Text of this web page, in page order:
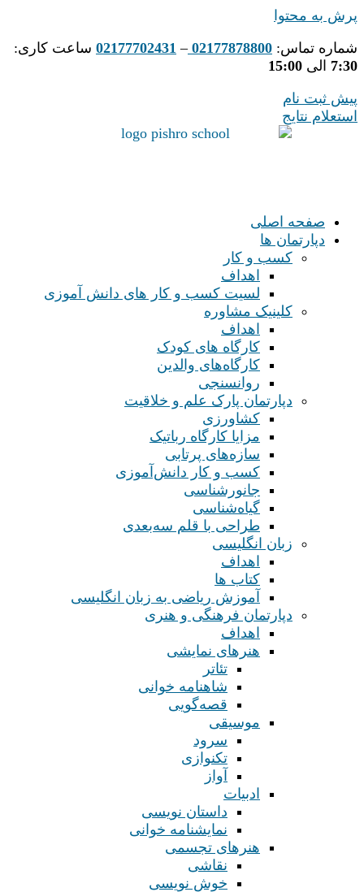
پرش به محتوا
شماره تماس: 02177878800
–
02177702431 ساعت کاری:
7:30 الی 15:00
پیش ثبت نام
استعلام نتایج
صفحه اصلی
دپارتمان ها
کسب و کار
اهداف
لسیت کسب و کار های دانش آموزی
کلینیک مشاوره
اهداف
کارگاه های کودک
کارگاه‌های والدین
روانسنجی
دپارتمان پارک علم و خلاقیت
کشاورزی
مزایا کارگاه رباتیک
سازه‌های پرتابی
کسب و کار دانش‌آموزی
جانورشناسی
گیاه‌شناسی
طراحی با قلم سه‌بعدی
زبان انگلیسی
اهداف
کتاب ها
آموزش ریاضی به زبان انگلیسی
دپارتمان فرهنگی و هنری
اهداف
هنرهای نمایشی
تئاتر
شاهنامه خوانی
قصه‌گویی
موسیقی
سرود
تکنوازی
آواز
ادبیات
داستان نویسی
نمایشنامه خوانی
هنرهای تجسمی
نقاشی
خوش نویسی